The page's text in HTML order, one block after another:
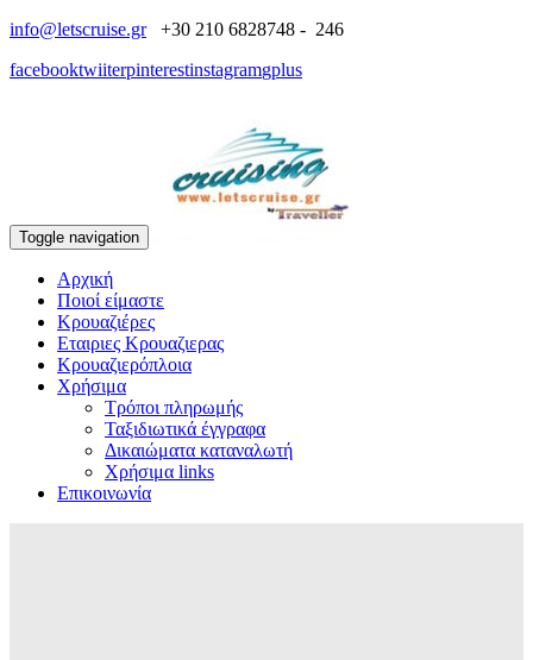
info@letscruise.gr
+30 210 6828748 - 246
facebooktwiiterpinterestinstagramgplus
Toggle navigation
Αρχική
Ποιοί είμαστε
Κρουαζιέρες
Εταιριες Κρουαζιερας
Κρουαζιερόπλοια
Χρήσιμα
Τρόποι πληρωμής
Ταξιδιωτικά έγγραφα
Δικαιώματα καταναλωτή
Χρήσιμα links
Επικοινωνία